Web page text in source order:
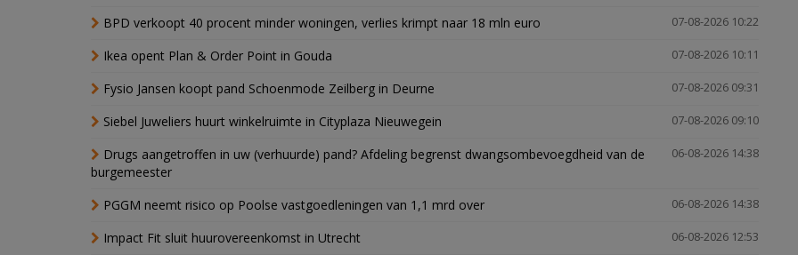
07-08-2026 10:22
BPD verkoopt 40 procent minder woningen, verlies krimpt naar 18 mln euro
07-08-2026 10:11
Ikea opent Plan & Order Point in Gouda
07-08-2026 09:31
Fysio Jansen koopt pand Schoenmode Zeilberg in Deurne
07-08-2026 09:10
Siebel Juweliers huurt winkelruimte in Cityplaza Nieuwegein
06-08-2026 14:38
Drugs aangetroffen in uw (verhuurde) pand? Afdeling begrenst dwangsombevoegdheid van de
burgemeester
06-08-2026 14:38
PGGM neemt risico op Poolse vastgoedleningen van 1,1 mrd over
06-08-2026 12:53
Impact Fit sluit huurovereenkomst in Utrecht